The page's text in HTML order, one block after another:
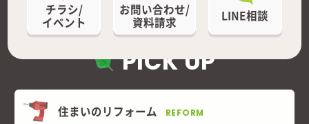
チラシ/
イベント
お問い合わせ/
資料請求
LINE相談
PICK UP
住まいのリフォーム REFORM